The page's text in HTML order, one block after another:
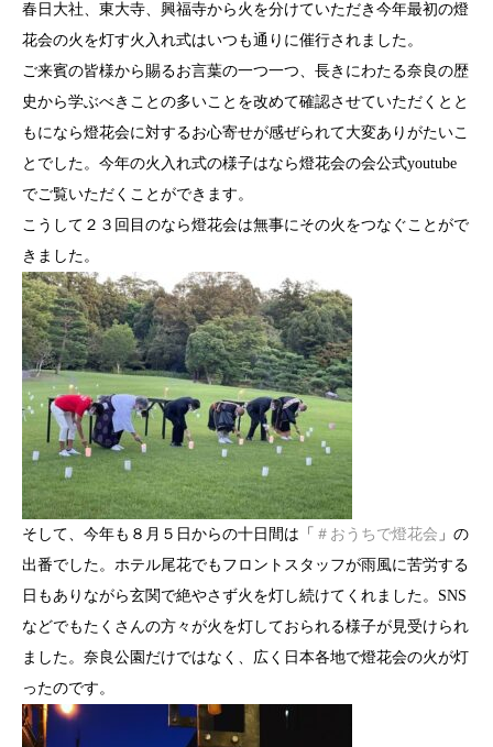
春日大社、東大寺、興福寺から火を分けていただき今年最初の燈
花会の火を灯す火入れ式はいつも通りに催行されました。
ご来賓の皆様から賜るお言葉の一つ一つ、長きにわたる奈良の歴
史から学ぶべきことの多いことを改めて確認させていただくとと
もになら燈花会に対するお心寄せが感ぜられて大変ありがたいこ
とでした。今年の火入れ式の様子はなら燈花会の会公式youtube
でご覧いただくことができます。
こうして２３回目のなら燈花会は無事にその火をつなぐことがで
きました。
そして、今年も８月５日からの十日間は「 ＃おうちで燈花会 」の
出番でした。ホテル尾花でもフロントスタッフが雨風に苦労する
日もありながら玄関で絶やさず火を灯し続けてくれました。SNS
などでもたくさんの方々が火を灯しておられる様子が見受けられ
ました。奈良公園だけではなく、広く日本各地で燈花会の火が灯
ったのです。